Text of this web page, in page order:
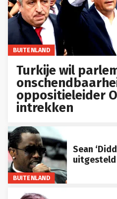
BUITENLAND
Turkije wil
oppositieleider
intrekken
BUITENLAND
Sean